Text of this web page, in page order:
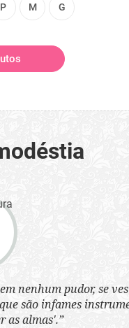
P M G
nenhum pudor, se
são infames
as almas'.”